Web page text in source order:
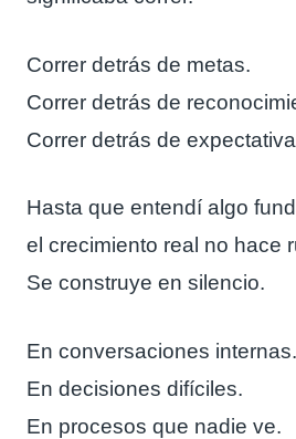
Correr detrás de metas.
Correr detrás de
Correr detrás de
Hasta que entendí algo
el crecimiento real no hace
Se construye en silencio.
En conversaciones internas.
En decisiones difíciles.
En procesos que nadie ve.